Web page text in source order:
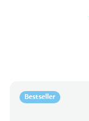
Bestseller